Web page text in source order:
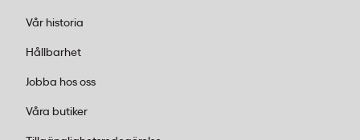
Vår historia
Hållbarhet
Jobba hos oss
Våra butiker